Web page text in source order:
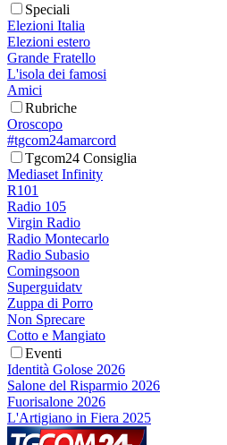
Speciali
Elezioni Italia
Elezioni estero
Grande Fratello
L'isola dei famosi
Amici
Rubriche
Oroscopo
#tgcom24amarcord
Tgcom24 Consiglia
Mediaset Infinity
R101
Radio 105
Virgin Radio
Radio Montecarlo
Radio Subasio
Comingsoon
Superguidatv
Zuppa di Porro
Non Sprecare
Cotto e Mangiato
Eventi
Identità Golose 2026
Salone del Risparmio 2026
Fuorisalone 2026
L'Artigiano in Fiera 2025